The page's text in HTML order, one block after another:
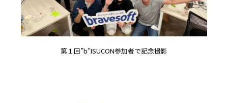
第１回”b”ISUCON参加者で記念撮影